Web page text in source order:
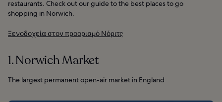
restaurants. Check out our guide to the best places to go
shopping in Norwich.
Ξενοδοχεία στον προορισμό Νόριτς
1. Norwich Market
The largest permanent open-air market in England